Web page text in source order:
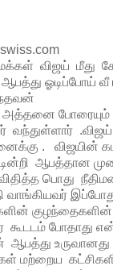
விஜய் மீது
ஓடிப்போய் வீ
போரையும்
வந்துள்ளார்
. விஜயின்
ஆபத்தான
பொது
வாங்கியவர்
குழந்தைகளின்
கூடடம் போதாது
உருவானது
மற்றைய